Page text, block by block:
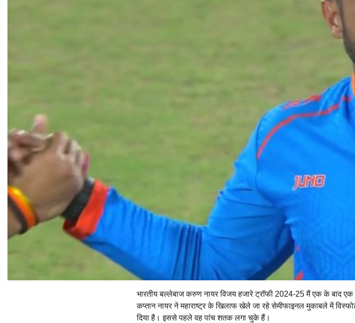
भारतीय बल्लेबाज करुण नायर विजय हजारे ट्रॉफी 2024-25 मैं एक के बाद
कप्तान नायर ने महाराष्ट्र के खिलाफ खेले जा रहे सेमीफाइनल मुकाबले में
दिया है। इससे पहले वह पांच शतक लगा चुके हैं।